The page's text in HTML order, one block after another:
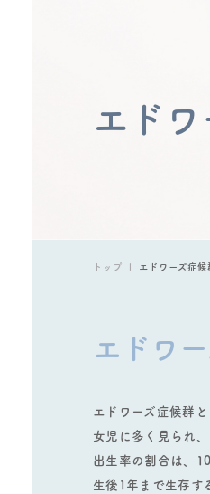
エド
トップ エドワーズ症候
エドワ
エドワーズ症候群
⼥児に多く⾒られ
出⽣率の割合は、
⽣後1年まで⽣存す